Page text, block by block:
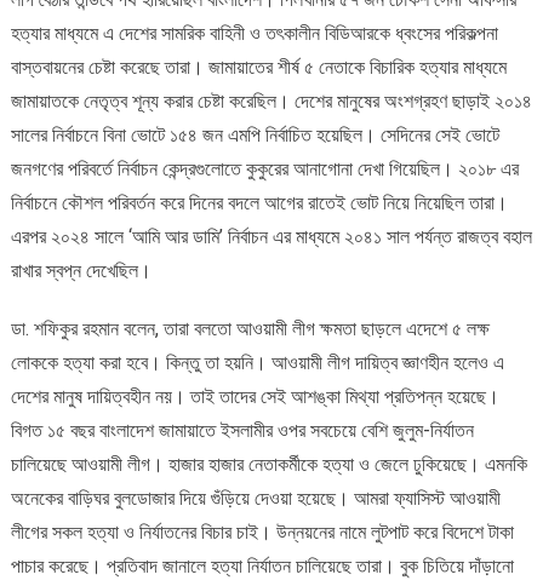
হত্যার মাধ্যমে এ দেশের সামরিক বাহিনী ও তৎকালীন বিডিআরকে ধ্বংসের পরিকল্পনা
বাস্তবায়নের চেষ্টা করেছে তারা। জামায়াতের শীর্ষ ৫ নেতাকে বিচারিক হত্যার মাধ্যমে
জামায়াতকে নেতৃত্ব শূন্য করার চেষ্টা করেছিল। দেশের মানুষের অংশগ্রহণ ছাড়াই ২০১৪
সালের নির্বাচনে বিনা ভোটে ১৫৪ জন এমপি নির্বাচিত হয়েছিল। সেদিনের সেই ভোটে
জনগণের পরিবর্তে নির্বাচন কেন্দ্রগুলোতে কুকুরের আনাগোনা দেখা গিয়েছিল। ২০১৮ এর
নির্বাচনে কৌশল পরিবর্তন করে দিনের বদলে আগের রাতেই ভোট নিয়ে নিয়েছিল তারা।
এরপর ২০২৪ সালে ‘আমি আর ডামি’ নির্বাচন এর মাধ্যমে ২০৪১ সাল পর্যন্ত রাজত্ব বহাল
রাখার স্বপ্ন দেখেছিল।
ডা. শফিকুর রহমান বলেন, তারা বলতো আওয়ামী লীগ ক্ষমতা ছাড়লে এদেশে ৫ লক্ষ
লোককে হত্যা করা হবে। কিন্তু তা হয়নি। আওয়ামী লীগ দায়িত্ব জ্ঞাণহীন হলেও এ
দেশের মানুষ দায়িত্বহীন নয়। তাই তাদের সেই আশঙ্কা মিথ্যা প্রতিপন্ন হয়েছে।
বিগত ১৫ বছর বাংলাদেশ জামায়াতে ইসলামীর ওপর সবচেয়ে বেশি জুলুম-নির্যাতন
চালিয়েছে আওয়ামী লীগ। হাজার হাজার নেতাকর্মীকে হত্যা ও জেলে ঢুকিয়েছে। এমনকি
অনেকের বাড়িঘর বুলডোজার দিয়ে গুঁড়িয়ে দেওয়া হয়েছে। আমরা ফ্যাসিস্ট আওয়ামী
লীগের সকল হত্যা ও নির্যাতনের বিচার চাই। উন্নয়নের নামে লুটপাট করে বিদেশে টাকা
পাচার করেছে। প্রতিবাদ জানালে হত্যা নির্যাতন চালিয়েছে তারা। বুক চিতিয়ে দাঁড়ানো